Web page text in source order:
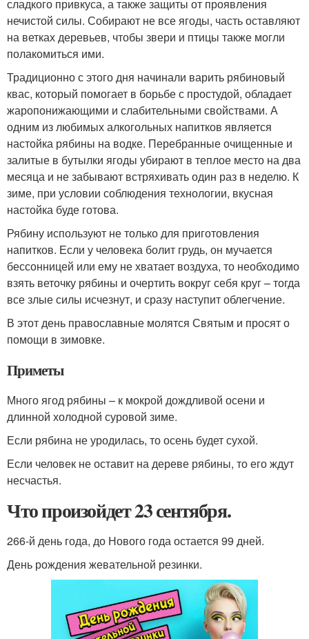
сладкого привкуса, а также защиты от проявления
нечистой силы. Собирают не все ягоды, часть оставляют
на ветках деревьев, чтобы звери и птицы также могли
полакомиться ими.
Традиционно с этого дня начинали варить рябиновый
квас, который помогает в борьбе с простудой, обладает
жаропонижающими и слабительными свойствами. А
одним из любимых алкогольных напитков является
настойка рябины на водке. Перебранные очищенные и
залитые в бутылки ягоды убирают в теплое место на два
месяца и не забывают встряхивать один раз в неделю. К
зиме, при условии соблюдения технологии, вкусная
настойка буде готова.
Рябину используют не только для приготовления
напитков. Если у человека болит грудь, он мучается
бессонницей или ему не хватает воздуха, то необходимо
взять веточку рябины и очертить вокруг себя круг – тогда
все злые силы исчезнут, и сразу наступит облегчение.
В этот день православные молятся Святым и просят о
помощи в зимовке.
Приметы
Много ягод рябины – к мокрой дождливой осени и
длинной холодной суровой зиме.
Если рябина не уродилась, то осень будет сухой.
Если человек не оставит на дереве рябины, то его ждут
несчастья.
Что произойдет 23 сентября.
266-й день года, до Нового года остается 99 дней.
День рождения жевательной резинки.